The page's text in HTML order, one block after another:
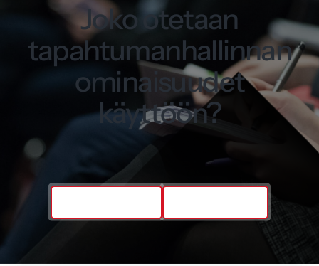
Joko otetaan
tapahtumanhallinnan
ominaisuudet
käyttöön?